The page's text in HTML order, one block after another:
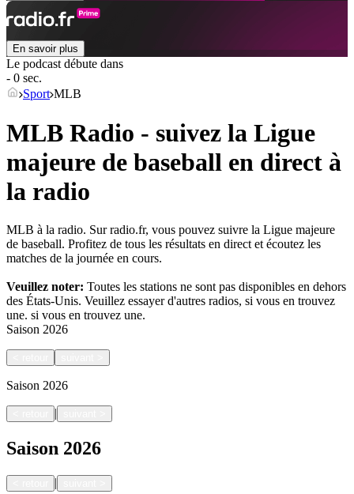
En savoir plus
Le podcast débute dans
- 0 sec.
Sport MLB
MLB Radio - suivez la Ligue
majeure de baseball en direct à
la radio
MLB à la radio. Sur radio.fr, vous pouvez suivre la Ligue majeure
de baseball. Profitez de tous les résultats en direct et écoutez les
matches de la journée en cours.
Veuillez noter: Toutes les stations ne sont pas disponibles en dehors
des États-Unis. Veuillez essayer d'autres radios, si vous en trouvez
une. si vous en trouvez une.
Saison 2026
Saison 2026
|
Saison 2026
|